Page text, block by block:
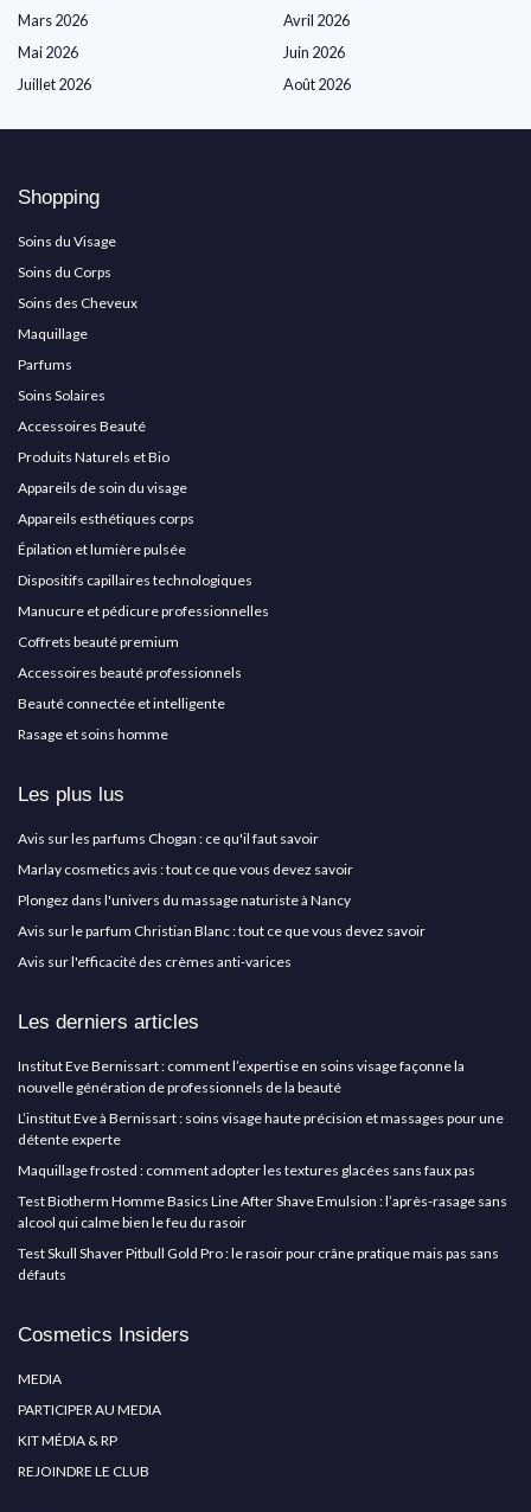
Mars 2026
Avril 2026
Mai 2026
Juin 2026
Juillet 2026
Août 2026
Shopping
Soins du Visage
Soins du Corps
Soins des Cheveux
Maquillage
Parfums
Soins Solaires
Accessoires Beauté
Produits Naturels et Bio
Appareils de soin du visage
Appareils esthétiques corps
Épilation et lumière pulsée
Dispositifs capillaires technologiques
Manucure et pédicure professionnelles
Coffrets beauté premium
Accessoires beauté professionnels
Beauté connectée et intelligente
Rasage et soins homme
Les plus lus
Avis sur les parfums Chogan : ce qu'il faut savoir
Marlay cosmetics avis : tout ce que vous devez savoir
Plongez dans l'univers du massage naturiste à Nancy
Avis sur le parfum Christian Blanc : tout ce que vous devez savoir
Avis sur l'efficacité des crèmes anti-varices
Les derniers articles
Institut Eve Bernissart : comment l’expertise en soins visage façonne la
nouvelle génération de professionnels de la beauté
L’institut Eve à Bernissart : soins visage haute précision et massages pour une
détente experte
Maquillage frosted : comment adopter les textures glacées sans faux pas
Test Biotherm Homme Basics Line After Shave Emulsion : l’après-rasage sans
alcool qui calme bien le feu du rasoir
Test Skull Shaver Pitbull Gold Pro : le rasoir pour crâne pratique mais pas sans
défauts
Cosmetics Insiders
MEDIA
PARTICIPER AU MEDIA
KIT MÉDIA & RP
REJOINDRE LE CLUB